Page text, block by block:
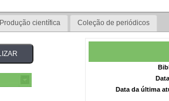
Produção científica Coleção de periódicos
Data da última